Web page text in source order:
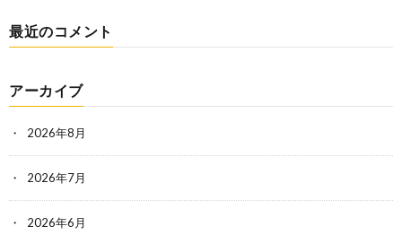
最近のコメント
アーカイブ
2026年8月
2026年7月
2026年6月